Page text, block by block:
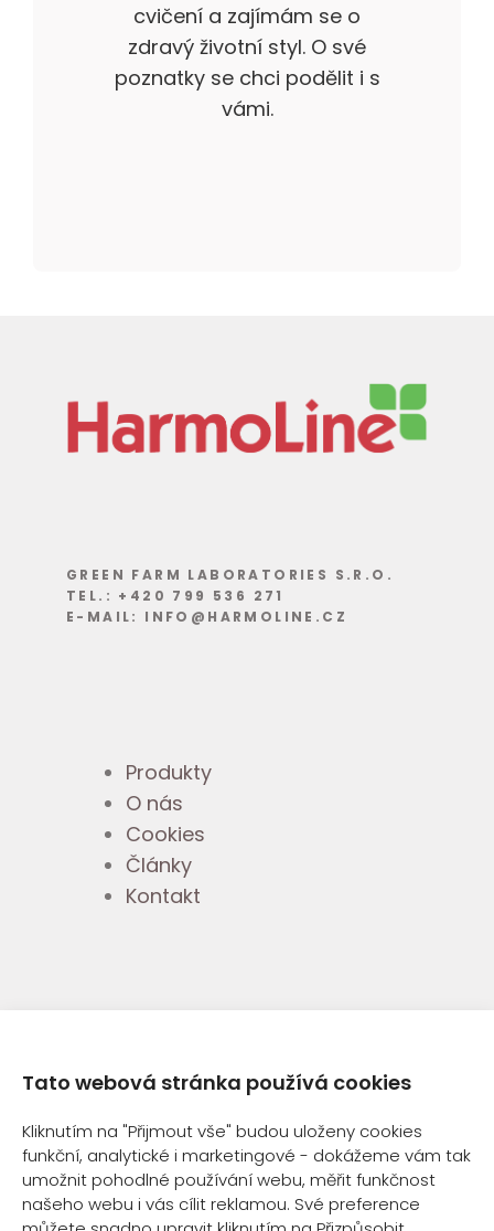
Tato webová stránka používá cookies
Kliknutím na "Přijmout vše" budou uloženy cookies
funkční, analytické i marketingové - dokážeme vám tak
umožnit pohodlné používání webu, měřit funkčnost
našeho webu i vás cílit reklamou. Své preference
cvičení a zajímám se o
zdravý životní styl. O své
poznatky se chci podělit i s
vámi.
GREEN FARM LABORATORIES S.R.O.
TEL.: +420 799 536 271
E-MAIL: INFO@HARMOLINE.CZ
Produkty
O nás
Cookies
Články
Kontakt
© 2013-2025 GREEN FARM
LABORATORIES S.R.O.